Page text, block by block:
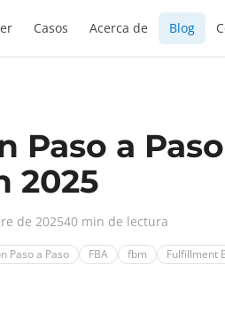
Casos Acerca de Blog
Paso a
2025
de 202540 min de lectura
Paso a Paso FBA fbm Fulfillment